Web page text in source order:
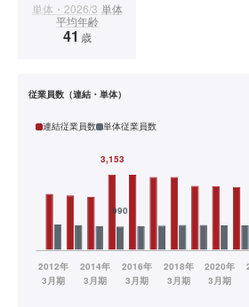
単体・2026/3 単体
平均年齢
41 歳
従業員数（連結・単体）
連結従業員数 単体従業員数